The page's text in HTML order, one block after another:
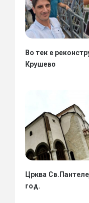
Во тек е
Крушево
Црква
год.